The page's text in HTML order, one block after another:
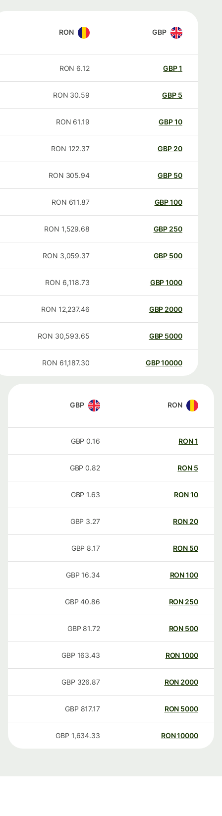
GBP
RON
GBP
6.12
RON
GBP
30.59
RON
GBP
61.19
RON
20
GBP
122.37
RON
50
GBP
305.94
RON
100
GBP
611.87
RON
250
GBP
1,529.68
RON
500
GBP
3,059.37
RON
1000
GBP
6,118.73
RON
2000
GBP
12,237.46
RON
5000
GBP
30,593.65
RON
10000
GBP
61,187.30
RON
RON
GBP
RON
0.16
GBP
RON
0.82
GBP
RON
1.63
GBP
20
RON
3.27
GBP
50
RON
8.17
GBP
100
RON
16.34
GBP
250
RON
40.86
GBP
500
RON
81.72
GBP
1000
RON
163.43
GBP
2000
RON
326.87
GBP
5000
RON
817.17
GBP
10000
RON
1,634.33
GBP